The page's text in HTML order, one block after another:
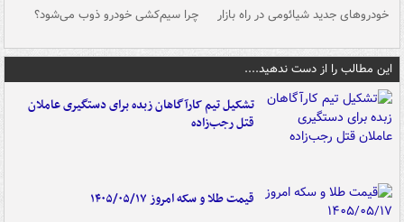
خودروهای جدید شیائومی در راه بازار چرا سیم‌کشی خودرو ذوب می‌شود؟
این مطالب را از دست ندهید....
تشکیل تیم کارآگاهان زبده برای دستگیری عاملان
قتل رجب‌زاده
قیمت طلا و سکه امروز ۱۴۰۵/۰۵/۱۷